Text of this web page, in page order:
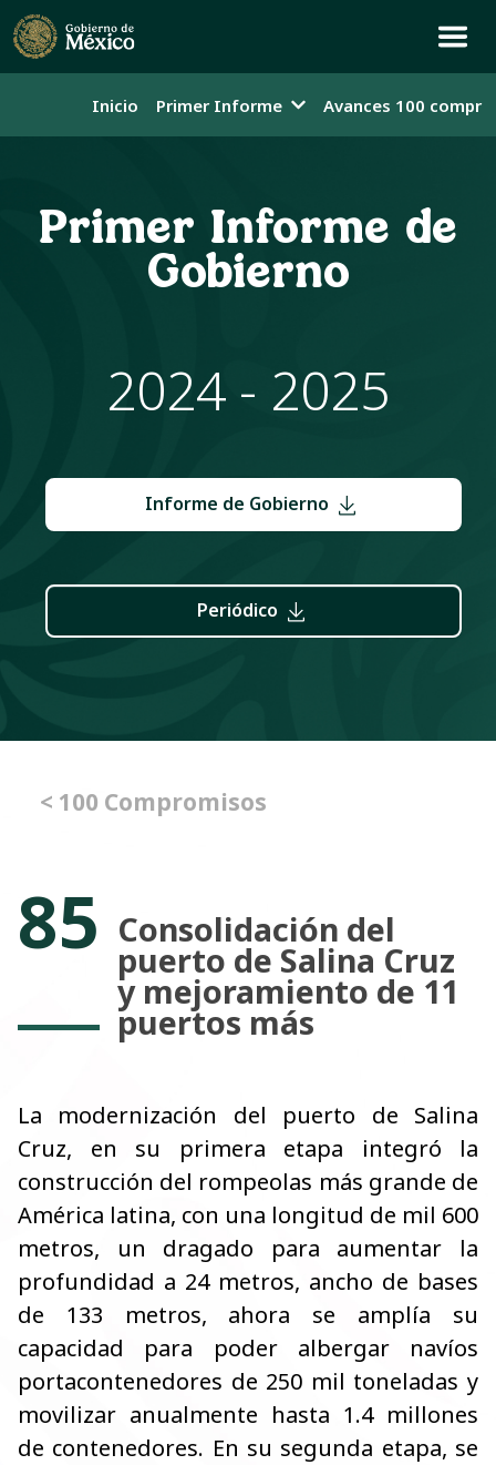
Inicio Primer Informe Avances 100
Primer Informe de
Gobierno
2024 - 2025
Informe de Gobierno
Periódico
< 100 Compromisos
85 Consolidación del
puerto de Salina Cruz
y mejoramiento de 11
puertos más
La modernización del puerto de Salina
Cruz, en su primera etapa integró la
construcción del rompeolas más grande de
América latina, con una longitud de mil 600
metros, un dragado para aumentar la
profundidad a 24 metros, ancho de bases
de 133 metros, ahora se amplía su
capacidad para poder albergar navíos
portacontenedores de 250 mil toneladas y
movilizar anualmente hasta 1.4 millones
de contenedores. En su segunda etapa, se